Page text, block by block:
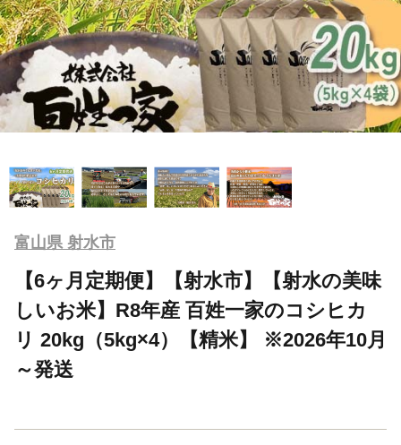
富山県 射水市
【6ヶ月定期便】【射水市】【射水の美味
しいお米】R8年産 百姓一家のコシヒカ
リ 20kg（5kg×4）【精米】 ※2026年10月
～発送